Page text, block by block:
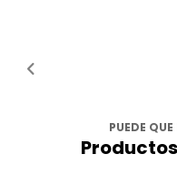
PUEDE